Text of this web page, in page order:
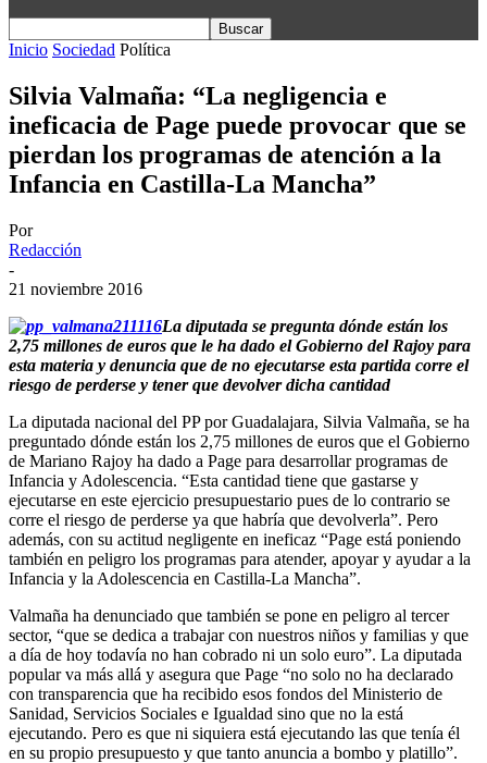
Inicio Sociedad Política
Silvia Valmaña: “La negligencia e
ineficacia de Page puede provocar que se
pierdan los programas de atención a la
Infancia en Castilla-La Mancha”
Por
Redacción
-
21 noviembre 2016
La diputada se pregunta dónde están los
2,75 millones de euros que le ha dado el Gobierno del Rajoy para
esta materia y denuncia que de no ejecutarse esta partida corre el
riesgo de perderse y tener que devolver dicha cantidad
La diputada nacional del PP por Guadalajara, Silvia Valmaña, se ha
preguntado dónde están los 2,75 millones de euros que el Gobierno
de Mariano Rajoy ha dado a Page para desarrollar programas de
Infancia y Adolescencia. “Esta cantidad tiene que gastarse y
ejecutarse en este ejercicio presupuestario pues de lo contrario se
corre el riesgo de perderse ya que habría que devolverla”. Pero
además, con su actitud negligente en ineficaz “Page está poniendo
también en peligro los programas para atender, apoyar y ayudar a la
Infancia y la Adolescencia en Castilla-La Mancha”.
Valmaña ha denunciado que también se pone en peligro al tercer
sector, “que se dedica a trabajar con nuestros niños y familias y que
a día de hoy todavía no han cobrado ni un solo euro”. La diputada
popular va más allá y asegura que Page “no solo no ha declarado
con transparencia que ha recibido esos fondos del Ministerio de
Sanidad, Servicios Sociales e Igualdad sino que no la está
ejecutando. Pero es que ni siquiera está ejecutando las que tenía él
en su propio presupuesto y que tanto anuncia a bombo y platillo”.